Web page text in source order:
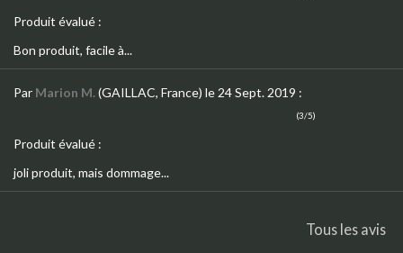
Produit évalué :
Bon produit, facile à...
Par Marion M.(GAILLAC, France) le 24 Sept. 2019 :
(3/5)
Produit évalué :
joli produit, mais dommage...
Tous les avis